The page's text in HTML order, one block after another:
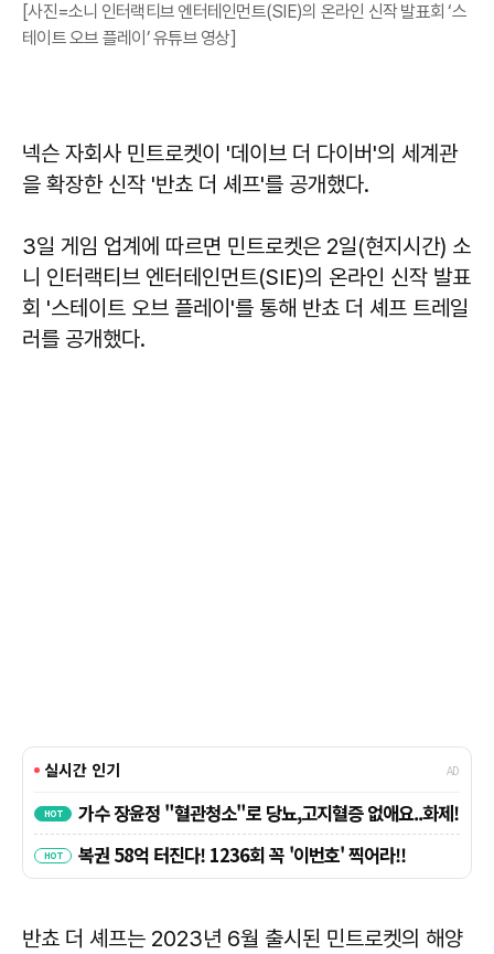
[사진=소니 인터랙티브 엔터테인먼트(SIE)의 온라인 신작 발표회 ‘스
테이트 오브 플레이’ 유튜브 영상]
넥슨 자회사 민트로켓이 '데이브 더 다이버'의 세계관
을 확장한 신작 '반쵸 더 셰프'를 공개했다.
3일 게임 업계에 따르면 민트로켓은 2일(현지시간) 소
니 인터랙티브 엔터테인먼트(SIE)의 온라인 신작 발표
회 '스테이트 오브 플레이'를 통해 반쵸 더 셰프 트레일
러를 공개했다.
반쵸 더 셰프는 2023년 6월 출시된 민트로켓의 해양